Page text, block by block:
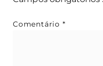
Comentário *